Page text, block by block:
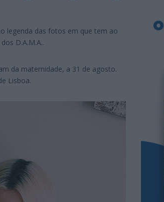
legenda das fotos em que tem ao
dos D.A.M.A..
da maternidade, a 31 de agosto.
Lisboa.